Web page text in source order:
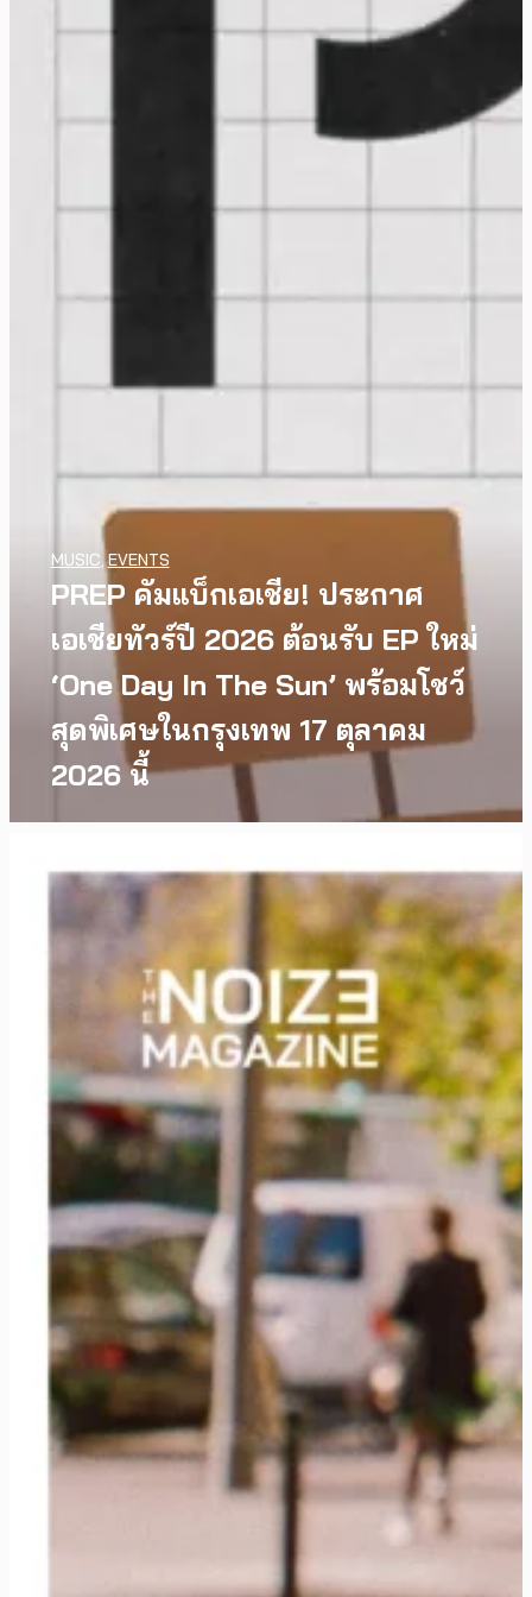
PREP คัมแบ็กเอเชีย! ประกาศ
เอเชียทัวร์ปี 2026 ต้อนรับ EP ใหม่
‘One Day In The Sun’ พร้อมโชว์
สุดพิเศษในกรุงเทพ 17 ตุลาคม
2026 นี้
MUSIC ,EVENTS